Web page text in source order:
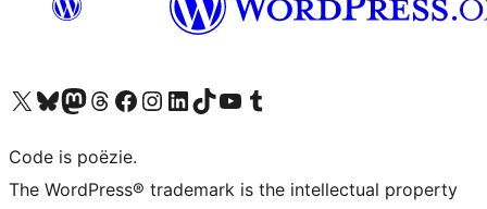
Bezoek ons X (voorheen Twitter) account
Bezoek ons Bluesky account
Bezoek ons Mastodon account
Bezoek ons Threads account
Onze Facebook pagina bezoeken
Bezoek ons Instagram account
Bezoek ons LinkedIn account
Bezoek ons TikTok account
Bezoek ons YouTube kanaalBezoek ons Tumblr account
Code is poëzie.
The WordPress® trademark is the intellectual property